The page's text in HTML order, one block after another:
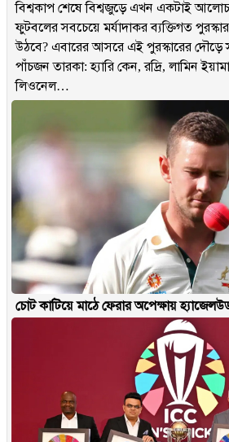
বিশ্বকাপ শেষে বিশ্বজুড়ে এখন একটাই
ফুটবলের সবচেয়ে মর্যাদাকর ব্যক্তিগত
উঠবে? এবারের আসরে এই পুরস্কারের দৌড়ে
পাঁচজন তারকা: হ্যারি কেন, রদ্রি, লামিন
লিওনেল…
চোট কাটিয়ে মাঠে ফেরার অপেক্ষায়